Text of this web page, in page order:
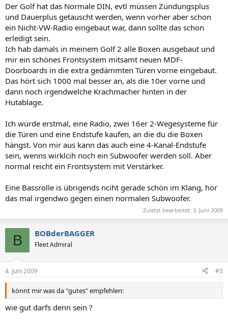
Der Golf hat das Normale DIN, evtl müssen Zündungsplus
und Dauerplus getauscht werden, wenn vorher aber schon
ein Nicht-VW-Radio eingebaut war, dann sollte das schon
erledigt sein.
Ich hab damals in meinem Golf 2 alle Boxen ausgebaut und
mir ein schönes Frontsystem mitsamt neuen MDF-
Doorboards in die extra gedämmten Türen vorne eingebaut.
Das hört sich 1000 mal besser an, als die 10er vorne und
dann noch irgendwelche Krachmacher hinten in der
Hutablage.
Ich würde erstmal, eine Radio, zwei 16er 2-Wegesysteme für
die Türen und eine Endstufe kaufen, an die du die Boxen
hängst. Von mir aus kann das auch eine 4-Kanal-Endstufe
sein, wenns wirklcih noch ein Subwoofer werden soll. Aber
normal reicht ein Frontsystem mit Verstärker.
Eine Bassrolle is übrigends nciht gerade schön im Klang, hör
das mal irgendwo gegen einen normalen Subwoofer.
Zuletzt bearbeitet: 3. Juni 2009
B BOBderBAGGER
Fleet Admiral
4. Juni 2009 #3
könnt mir was da "gutes" empfehlen:
wie gut darfs denn sein ?